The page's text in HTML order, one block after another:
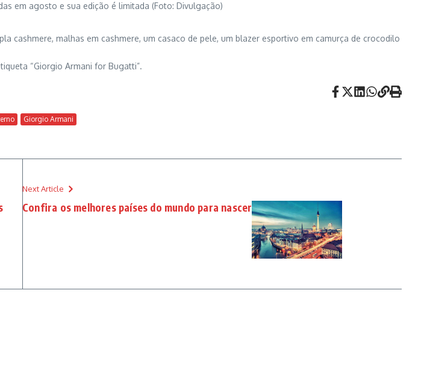
em agosto e sua edição é limitada (Foto: Divulgação)
cashmere, malhas em cashmere, um casaco de pele, um blazer esportivo em camurça de crocodilo
“Giorgio Armani for Bugatti”.
Giorgio Armani
Next Article
Confira os melhores países do mundo para nascer